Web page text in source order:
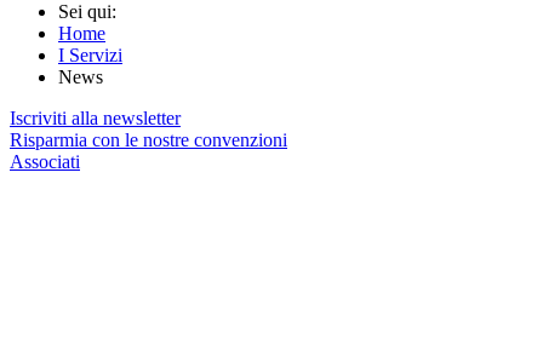
Sei qui:
Home
I Servizi
News
Iscriviti alla newsletter
Risparmia con le nostre convenzioni
Associati